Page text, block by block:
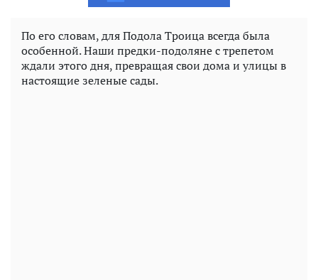
По его словам, для Подола Троица всегда была
особенной. Наши предки-подоляне с трепетом
ждали этого дня, превращая свои дома и улицы в
настоящие зеленые сады.